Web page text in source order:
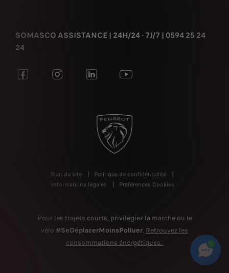
SOMASCO ASSISTANCE | 24H/24 - 7J/7 | 0594 25 24
24
Plan du site
Politique de confidentialité
Informations légales
Préférences Cookies
Pour les trajets courts, privilégiez la marche ou le
vélo #SeDéplacerMoinsPolluer. Retrouvez les
consommations énergétiques.